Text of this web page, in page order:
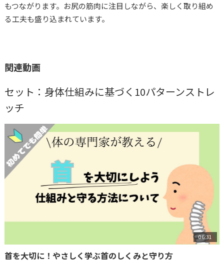
もつながります。お尻の筋肉に注目しながら、楽しく取り組め
る工夫も盛り込まれています。
関連動画
セット：身体仕組みに基づく10パターンストレ
ッチ
06:31
首を大切に！やさしく学ぶ首のしくみと守り方